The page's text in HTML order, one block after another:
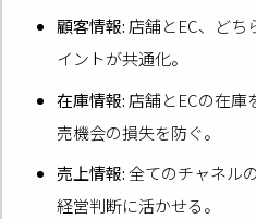
顧客情報: 店舗とEC、どち
イントが共通化。
在庫情報: 店舗とECの在庫
売機会の損失を防ぐ。
売上情報:全てのチャネル
経営判断に活かせる。